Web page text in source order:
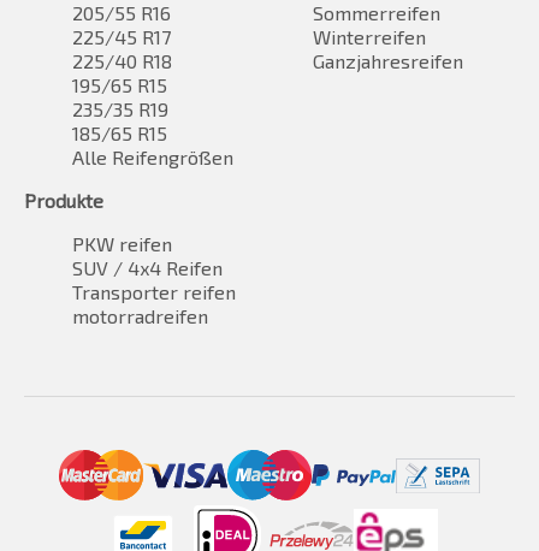
205/55 R16
225/45 R17
225/40 R18
195/65 R15
235/35 R19
185/65 R15
Alle Reifengrößen
Sommerreifen
Winterreifen
Ganzjahresreifen
Produkte
PKW reifen
SUV / 4x4 Reifen
Transporter reifen
motorradreifen